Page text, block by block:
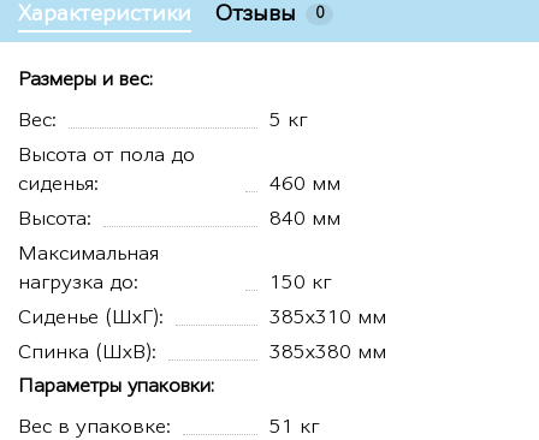
Характеристики Отзывы 0
Размеры и вес:
Вес:
5 кг
Высота от пола до
сиденья:
460 мм
Высота:
840 мм
Максимальная
нагрузка до:
150 кг
Сиденье (ШхГ):
385х310 мм
Спинка (ШхВ):
385х380 мм
Параметры упаковки:
Вес в упаковке:
51 кг